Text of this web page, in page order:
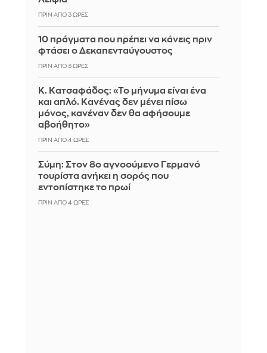
ΠΡΙΝ ΑΠΌ 3 ΏΡΕΣ
10 πράγματα που πρέπει να κάνεις πριν
φτάσει ο Δεκαπενταύγουστος
ΠΡΙΝ ΑΠΌ 3 ΏΡΕΣ
Κ. Κατσαφάδος: «Το μήνυμα είναι ένα
και απλό. Κανένας δεν μένει πίσω
μόνος, κανέναν δεν θα αφήσουμε
αβοήθητο»
ΠΡΙΝ ΑΠΌ 4 ΏΡΕΣ
Σύμη: Στον 8ο αγνοούμενο Γερμανό
τουρίστα ανήκει η σορός που
εντοπίστηκε το πρωί
ΠΡΙΝ ΑΠΌ 4 ΏΡΕΣ